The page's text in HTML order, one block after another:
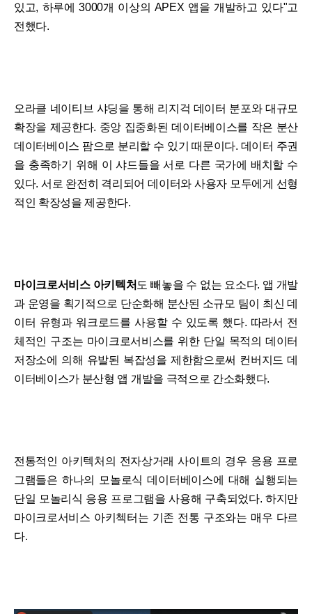
있고, 하루에 3000개 이상의 APEX 앱을 개발하고 있다"고
전했다.
오라클 네이티브 샤딩을 통해 리지걱 데이터 분포와 대규모
확장을 제공한다. 중앙 집중화된 데이터베이스를 작은 분산
데이터베이스 팜으로 분리할 수 있기 때문이다. 데이터 주권
을 충족하기 위해 이 샤드들을 서로 다른 국가에 배치할 수
있다. 서로 완전히 격리되어 데이터와 사용자 모두에게 선형
적인 확장성을 제공한다.
마이크로서비스 아키텍처 도 빼놓을 수 없는 요소다. 앱 개발
과 운영을 획기적으로 단순화해 분산된 소규모 팀이 최신 데
이터 유형과 워크로드를 사용할 수 있도록 했다. 따라서 전
체적인 구조는 마이크로서비스를 위한 단일 목적의 데이터
저장소에 의해 유발된 복잡성을 제한함으로써 컨버지드 데
이터베이스가 분산형 앱 개발을 극적으로 간소화했다.
전통적인 아키텍처의 전자상거래 사이트의 경우 응용 프로
그램들은 하나의 모놀로식 데이터베이스에 대해 실행되는
단일 모놀리식 응용 프로그램을 사용해 구축되었다. 하지만
마이크로서비스 아키첵터는 기존 전통 구조와는 매우 다르
다.